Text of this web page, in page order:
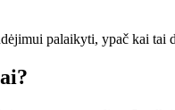
palaikyti, ypač kai tai